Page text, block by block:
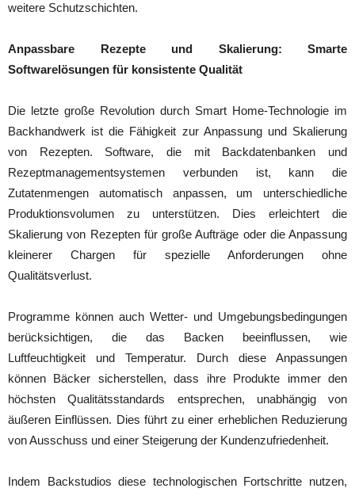
weitere Schutzschichten.
Anpassbare Rezepte und Skalierung: Smarte
Softwarelösungen für konsistente Qualität
Die letzte große Revolution durch Smart Home-Technologie im
Backhandwerk ist die Fähigkeit zur Anpassung und Skalierung
von Rezepten. Software, die mit Backdatenbanken und
Rezeptmanagementsystemen verbunden ist, kann die
Zutatenmengen automatisch anpassen, um unterschiedliche
Produktionsvolumen zu unterstützen. Dies erleichtert die
Skalierung von Rezepten für große Aufträge oder die Anpassung
kleinerer Chargen für spezielle Anforderungen ohne
Qualitätsverlust.
Programme können auch Wetter- und Umgebungsbedingungen
berücksichtigen, die das Backen beeinflussen, wie
Luftfeuchtigkeit und Temperatur. Durch diese Anpassungen
können Bäcker sicherstellen, dass ihre Produkte immer den
höchsten Qualitätsstandards entsprechen, unabhängig von
äußeren Einflüssen. Dies führt zu einer erheblichen Reduzierung
von Ausschuss und einer Steigerung der Kundenzufriedenheit.
Indem Backstudios diese technologischen Fortschritte nutzen,